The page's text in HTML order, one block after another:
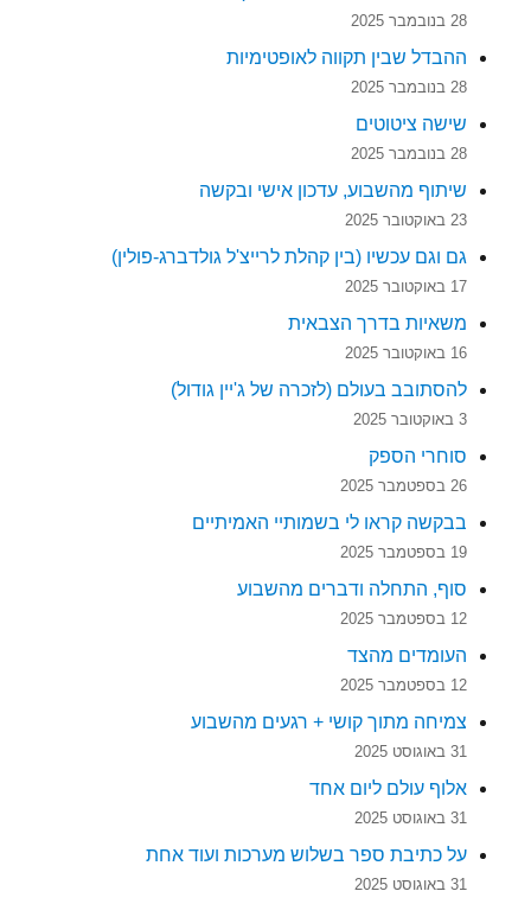
28 בנובמבר 2025
ההבדל שבין תקווה לאופטימיות
28 בנובמבר 2025
שישה ציטוטים
28 בנובמבר 2025
שיתוף מהשבוע, עדכון אישי ובקשה
23 באוקטובר 2025
גם וגם עכשיו (בין קהלת לרייצ'ל גולדברג-פולין)
17 באוקטובר 2025
משאיות בדרך הצבאית
16 באוקטובר 2025
להסתובב בעולם (לזכרה של ג'יין גודול)
3 באוקטובר 2025
סוחרי הספק
26 בספטמבר 2025
בבקשה קראו לי בשמותיי האמיתיים
19 בספטמבר 2025
סוף, התחלה ודברים מהשבוע
12 בספטמבר 2025
העומדים מהצד
12 בספטמבר 2025
צמיחה מתוך קושי + רגעים מהשבוע
31 באוגוסט 2025
אלוף עולם ליום אחד
31 באוגוסט 2025
על כתיבת ספר בשלוש מערכות ועוד אחת
31 באוגוסט 2025